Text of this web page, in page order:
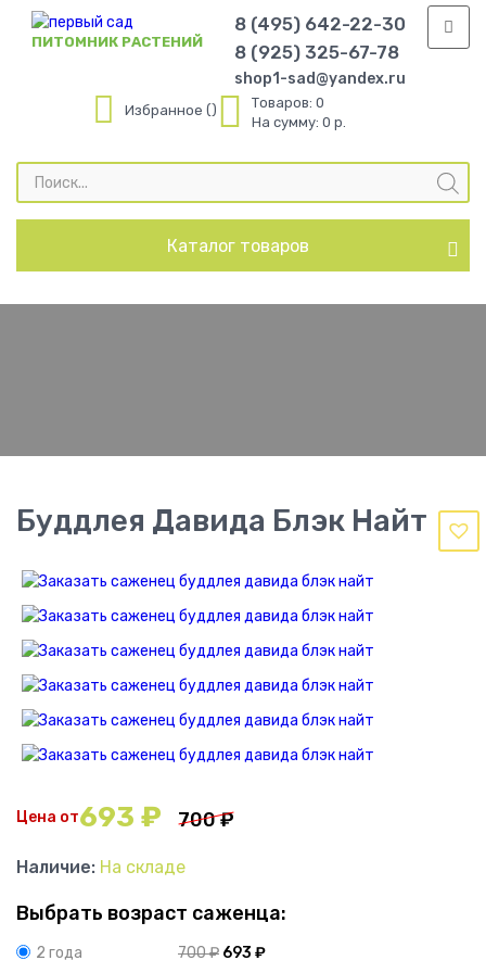
ПИТОМНИК РАСТЕНИЙ
8 (495) 642-22-30
8 (925) 325-67-78
shop1-sad@yandex.ru
Избранное Товаров: 0
На сумму: 0 р.
Поиск
товаров
Каталог товаров
Буддлея Давида Блэк Найт
Цена от 700₽
693 ₽
Наличие: На складе
Выбрать возраст саженца:
2 года 700₽ 693 ₽